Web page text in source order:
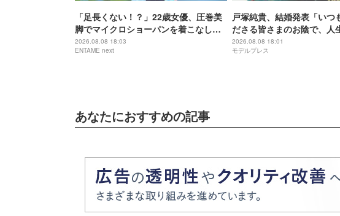
「足長くない！？」22歳女優、圧巻美
脚でマイクロショーパンを着こなし
「めちゃくちゃ可愛い」
2026.08.08 18:03
ENTAME next
戸塚純貴、結婚発表「いつ
ださる皆さまのお陰で、人
迎えられること、心より感
ます」【全文】
2026.08.08 18:01
モデルプレス
あなたにおすすめの記事